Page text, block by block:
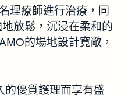
理療師進行治療，同
放鬆，沉浸在柔和的
的場地設計寬敞，
的優質護理而享有盛